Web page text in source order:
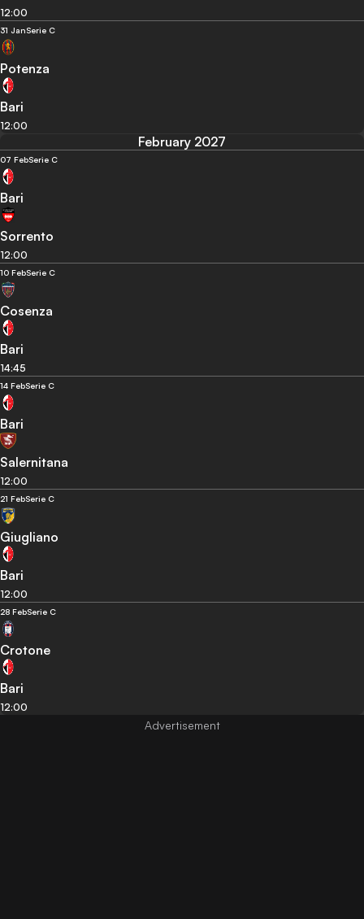
12:00
31 JanSerie C
Potenza
Bari
12:00
February 2027
07 FebSerie C
Bari
Sorrento
12:00
10 FebSerie C
Cosenza
Bari
14:45
14 FebSerie C
Bari
Salernitana
12:00
21 FebSerie C
Giugliano
Bari
12:00
28 FebSerie C
Crotone
Bari
12:00